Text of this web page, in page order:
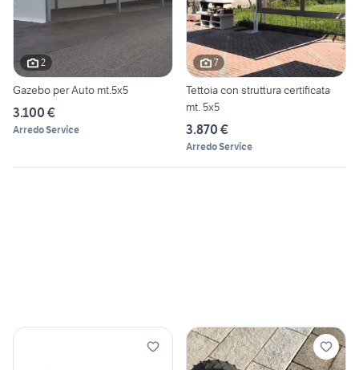
2
Gazebo per Auto mt.5x5
3.100 €
Arredo Service
7
Tettoia con struttura certificata
mt. 5x5
3.870 €
Arredo Service